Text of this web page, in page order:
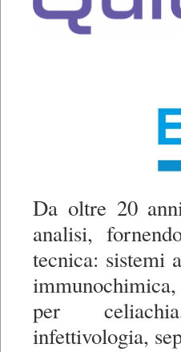
Da oltre 20
analisi,
tecnica: sistemi
per
infettivologia,